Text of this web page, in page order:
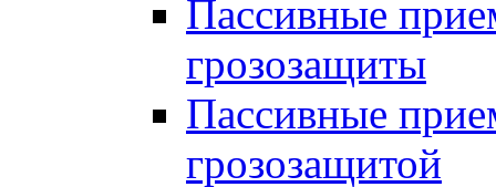
Пассивные
грозозащиты
Пассивные
грозозащитой